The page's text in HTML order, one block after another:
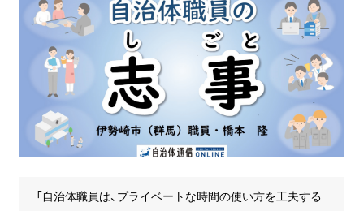
「自治体職員は、プライベートな時間の使い方を工夫する